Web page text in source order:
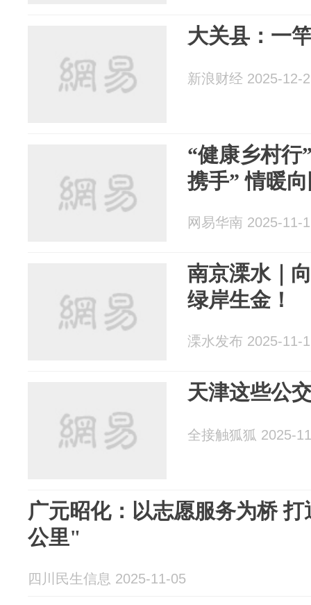
大关县：一
新浪财经 2025-12-
“健康乡村行
携手” 情暖
网易华南 2025-11-
南京溧水｜
绿岸生金！
溧水发布 2025-11-
天津这些公
全接触狐狐 2025-
广元昭化：以志愿服务为桥
公里"
四川民生信息 2025-11-05